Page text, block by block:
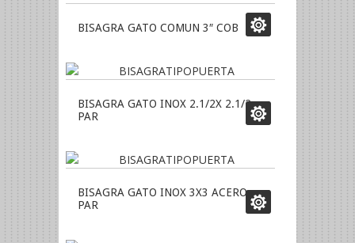
BISAGRA GATO COMUN 3″ COB
BISAGRA GATO INOX 2.1/2X 2.1/2
PAR
BISAGRA GATO INOX 3X3 ACERO
PAR